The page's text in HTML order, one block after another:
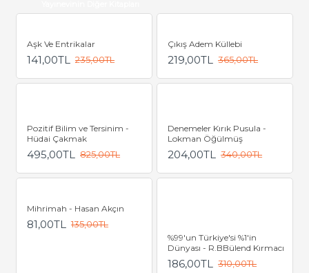
Aşk Ve Entrikalar
141,00TL 235,00TL
Çıkış Adem Küllebi
219,00TL 365,00TL
Pozitif Bilim ve Tersinim -
Hüdai Çakmak
495,00TL 825,00TL
Denemeler Kırık Pusula -
Lokman Öğülmüş
204,00TL 340,00TL
Mihrimah - Hasan Akçın
81,00TL 135,00TL
%99'un Türkiye'si %1'in
Dünyası - R.BBülend Kırmacı
186,00TL 310,00TL